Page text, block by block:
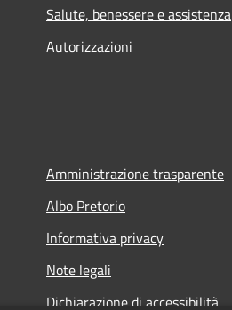
Salute, benessere e assistenza
Autorizzazioni
Amministrazione trasparente
Albo Pretorio
Informativa privacy
Note legali
Dichiarazione di accessibilità